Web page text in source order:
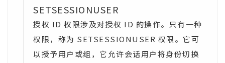
SETSESSIONUSER
授权 ID 权限涉及对授权 ID 的操作。只有一种
权限，称为 SETSESSIONUSER 权限。它可
以授予用户或组，它允许会话用户将身份切换